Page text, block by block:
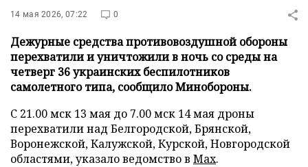
14 мая 2026, 07:22 0
Дежурные средства противовоздушной обороны
перехватили и уничтожили в ночь со среды на
четверг 36 украинских беспилотников
самолетного типа, сообщило Минобороны.
С 21.00 мск 13 мая до 7.00 мск 14 мая дроны
перехватили над Белгородской, Брянской,
Воронежской, Калужской, Курской, Новгородской
областями, указало ведомство в Max.